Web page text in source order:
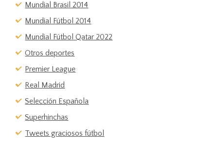
Mundial Brasil 2014
Mundial Fútbol 2014
Mundial Fútbol Qatar 2022
Otros deportes
Premier League
Real Madrid
Selección Española
Superhinchas
Tweets graciosos fútbol